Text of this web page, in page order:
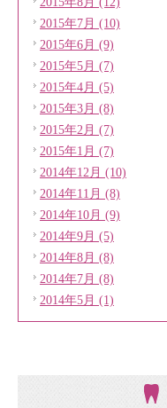
2015年7月 (10)
2015年6月 (9)
2015年5月 (7)
2015年4月 (5)
2015年3月 (8)
2015年2月 (7)
2015年1月 (7)
2014年12月 (10)
2014年11月 (8)
2014年10月 (9)
2014年9月 (5)
2014年8月 (8)
2014年7月 (8)
2014年5月 (1)